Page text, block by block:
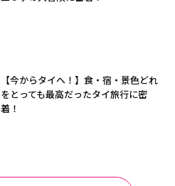
【今からタイへ！】食・宿・景色どれ
をとっても最高だったタイ旅行に密
着！